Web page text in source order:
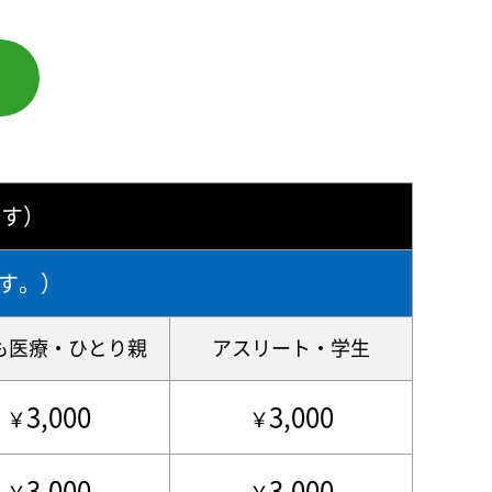
マッサージ・ストレッチなど多
材になります。では、なぜ病院で
）
。）
医療・ひとり親 アスリート・学生
￥ 3,000 ￥ 3,000